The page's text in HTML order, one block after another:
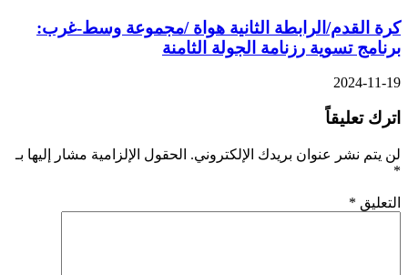
كرة القدم/الرابطة الثانية هواة /مجموعة وسط-غرب:
برنامج تسوية رزنامة الجولة الثامنة
2024-11-19
اترك تعليقاً
لن يتم نشر عنوان بريدك الإلكتروني. الحقول الإلزامية مشار إليها بـ
*
التعليق *